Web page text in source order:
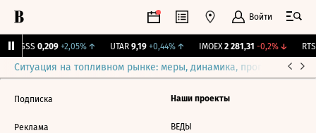
Войти
RGSS 0,209 +2,05%↑ UTAR 9,19 +0,44%↑ IMOEX 2 281,31 -0,2%↓ RTSI
Ситуация на топливном рынке: меры, динамика, прогнозы
Подписка
Реклама
Наши проекты
ВЕДЫ